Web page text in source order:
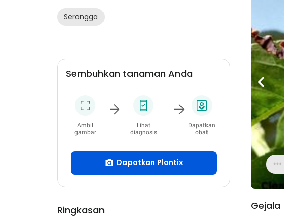
Serangga
Sembuhkan tanaman Anda
Ambil
gambar
Lihat
diagnosis
Dapatkan
obat
Dapatkan Plantix
Ringkasan Gejala